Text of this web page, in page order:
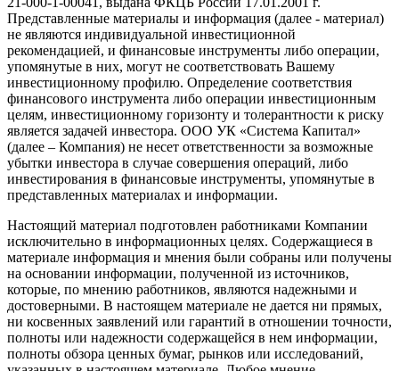
Представленные материалы и информация (далее - материал)
не являются индивидуальной инвестиционной
рекомендацией, и финансовые инструменты либо операции,
упомянутые в них, могут не соответствовать Вашему
инвестиционному профилю. Определение соответствия
финансового инструмента либо операции инвестиционным
целям, инвестиционному горизонту и толерантности к риску
является задачей инвестора. ООО УК «Система Капитал»
(далее – Компания) не несет ответственности за возможные
убытки инвестора в случае совершения операций, либо
инвестирования в финансовые инструменты, упомянутые в
представленных материалах и информации.
Настоящий материал подготовлен работниками Компании
исключительно в информационных целях. Содержащиеся в
материале информация и мнения были собраны или получены
на основании информации, полученной из источников,
которые, по мнению работников, являются надежными и
достоверными. В настоящем материале не дается ни прямых,
ни косвенных заявлений или гарантий в отношении точности,
полноты или надежности содержащейся в нем информации,
полноты обзора ценных бумаг, рынков или исследований,